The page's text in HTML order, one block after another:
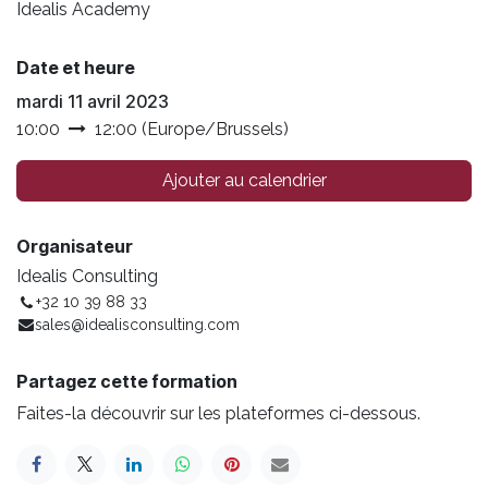
Idealis Academy
Date et heure
mardi 11 avril 2023
10:00 12:00 (Europe/Brussels)
Ajouter au calendrier
Organisateur
Idealis Consulting
+32 10 39 88 33
sales@idealisconsulting.com
Partagez cette formation
Faites-la découvrir sur les plateformes ci-dessous.